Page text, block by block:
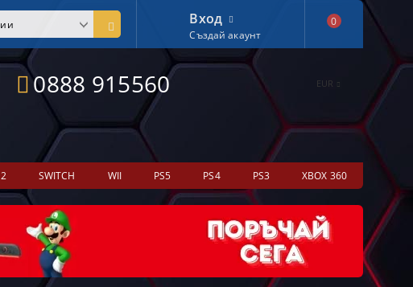
0888 915560 EUR
Вход
Създай акаунт
0
SWITCH WII PS5 PS4 PS3 XBOX 360